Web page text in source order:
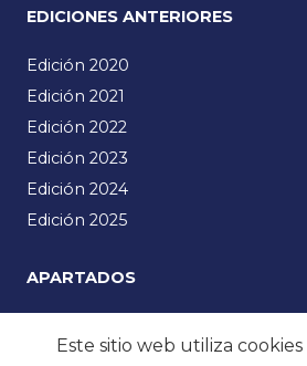
EDICIONES ANTERIORES
Edición 2020
Edición 2021
Edición 2022
Edición 2023
Edición 2024
Edición 2025
APARTADOS
Manifiesto
Este sitio web utiliza